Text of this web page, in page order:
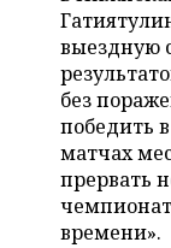
ФИГУРНОЕ
ВОДНЫЕ
ХОККЕЙ С
МЕДИЦИНА
ОБРАЗОВАНИЕ
выездную
без
победить
матчах
прервать
времени».